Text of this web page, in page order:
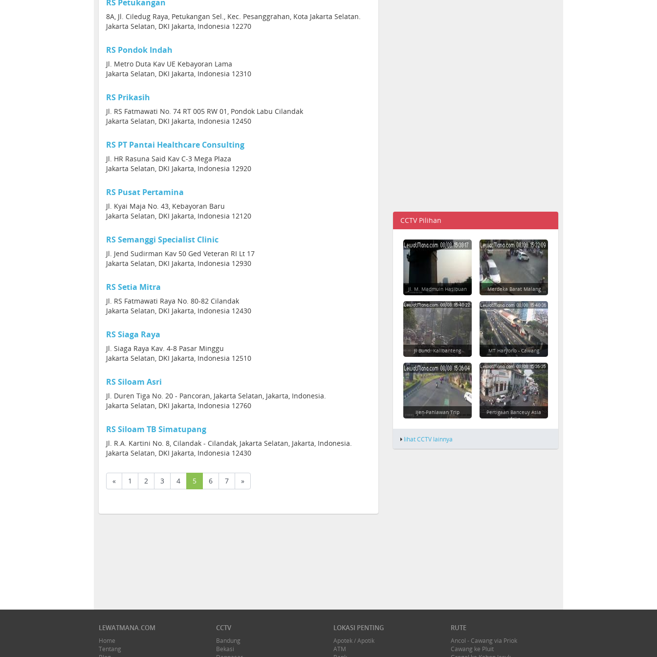
RS Petukangan
8A, Jl. Ciledug Raya, Petukangan Sel., Kec. Pesanggrahan, Kota Jakarta Selatan.
Jakarta Selatan, DKI Jakarta, Indonesia 12270
RS Pondok Indah
Jl. Metro Duta Kav UE Kebayoran Lama
Jakarta Selatan, DKI Jakarta, Indonesia 12310
RS Prikasih
Jl. RS Fatmawati No. 74 RT 005 RW 01, Pondok Labu Cilandak
Jakarta Selatan, DKI Jakarta, Indonesia 12450
RS PT Pantai Healthcare Consulting
Jl. HR Rasuna Said Kav C-3 Mega Plaza
Jakarta Selatan, DKI Jakarta, Indonesia 12920
RS Pusat Pertamina
Jl. Kyai Maja No. 43, Kebayoran Baru
Jakarta Selatan, DKI Jakarta, Indonesia 12120
RS Semanggi Specialist Clinic
Jl. Jend Sudirman Kav 50 Ged Veteran RI Lt 17
Jakarta Selatan, DKI Jakarta, Indonesia 12930
RS Setia Mitra
Jl. RS Fatmawati Raya No. 80-82 Cilandak
Jakarta Selatan, DKI Jakarta, Indonesia 12430
RS Siaga Raya
Jl. Siaga Raya Kav. 4-8 Pasar Minggu
Jakarta Selatan, DKI Jakarta, Indonesia 12510
RS Siloam Asri
Jl. Duren Tiga No. 20 - Pancoran, Jakarta Selatan, Jakarta, Indonesia.
Jakarta Selatan, DKI Jakarta, Indonesia 12760
RS Siloam TB Simatupang
Jl. R.A. Kartini No. 8, Cilandak - Cilandak, Jakarta Selatan, Jakarta, Indonesia.
Jakarta Selatan, DKI Jakarta, Indonesia 12430
« 1 2 3 4 5 (current)
6 7 »
CCTV Pilihan
Jl. M. Madmuin Hasibuan Merdeka Barat Malang
Jl Bund. Kalibanteng MT Haryono - Cawang
Ijen-Pahlawan Trip
Pertigaan Banceuy Asia
Afrika
lihat CCTV lainnya
LEWATMANA.COM
Home
Tentang
CCTV
Bandung
Bekasi
LOKASI PENTING
Apotek / Apotik
ATM
RUTE
Ancol - Cawang via Priok
Cawang ke Pluit